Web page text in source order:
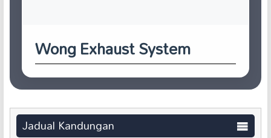
Wong Exhaust System
Jadual Kandungan